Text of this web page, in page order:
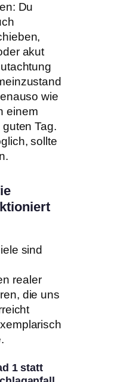
Du
akut
wie
einem
Tag.
sollte
sind
realer
die uns
1 statt